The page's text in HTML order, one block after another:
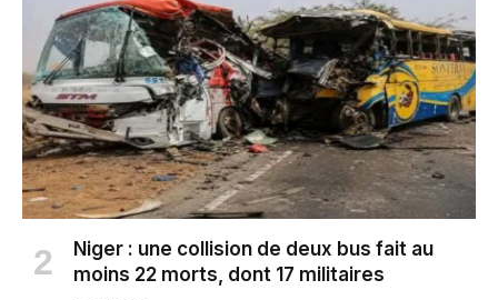
Niger : une collision de deux bus fait au
moins 22 morts, dont 17 militaires